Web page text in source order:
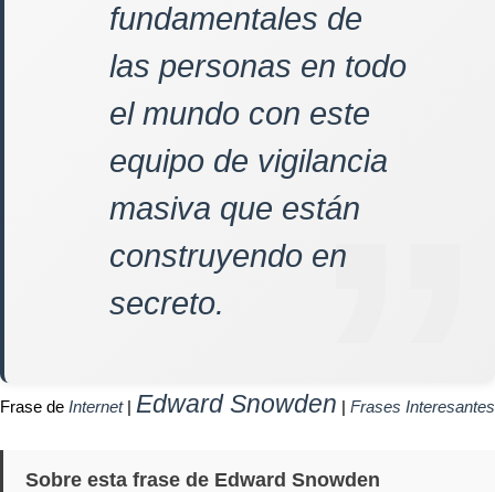
fundamentales de
las personas en todo
el mundo con este
equipo de vigilancia
masiva que están
construyendo en
secreto.
Frase de Internet| Edward Snowden | Frases Interesantes
Sobre esta frase de Edward Snowden